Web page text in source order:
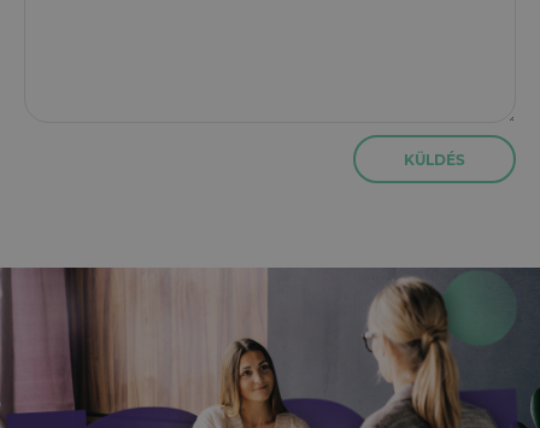
KÜLDÉS